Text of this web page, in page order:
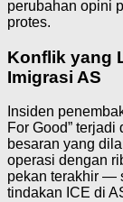
perubahan opini
protes.
Konflik yang
Imigrasi AS
Insiden
For Good”
besaran yang
operasi dengan
pekan terakhir —
tindakan ICE di